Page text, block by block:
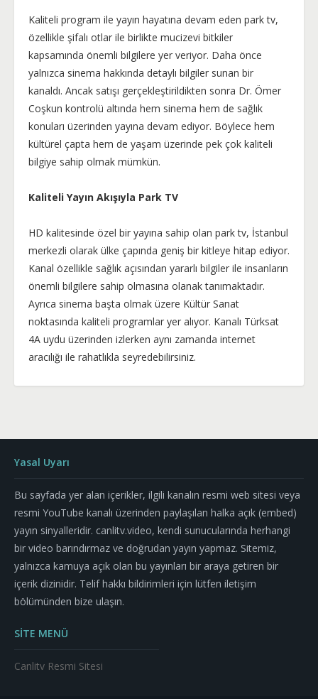
Kaliteli program ile yayın hayatına devam eden park tv,
özellikle şifalı otlar ile birlikte mucizevi bitkiler
kapsamında önemli bilgilere yer veriyor. Daha önce
yalnızca sinema hakkında detaylı bilgiler sunan bir
kanaldı. Ancak satışı gerçekleştirildikten sonra Dr. Ömer
Coşkun kontrolü altında hem sinema hem de sağlık
konuları üzerinden yayına devam ediyor. Böylece hem
kültürel çapta hem de yaşam üzerinde pek çok kaliteli
bilgiye sahip olmak mümkün.
Kaliteli Yayın Akışıyla Park TV
HD kalitesinde özel bir yayına sahip olan park tv, İstanbul
merkezli olarak ülke çapında geniş bir kitleye hitap ediyor.
Kanal özellikle sağlık açısından yararlı bilgiler ile insanların
önemli bilgilere sahip olmasına olanak tanımaktadır.
Ayrıca sinema başta olmak üzere Kültür Sanat
noktasında kaliteli programlar yer alıyor. Kanalı Türksat
4A uydu üzerinden izlerken aynı zamanda internet
aracılığı ile rahatlıkla seyredebilirsiniz.
Yasal Uyarı
Bu sayfada yer alan içerikler, ilgili kanalın resmi web sitesi veya
resmi YouTube kanalı üzerinden paylaşılan halka açık (embed)
yayın sinyalleridir. canlitv.video, kendi sunucularında herhangi
bir video barındırmaz ve doğrudan yayın yapmaz. Sitemiz,
yalnızca kamuya açık olan bu yayınları bir araya getiren bir
içerik dizinidir. Telif hakkı bildirimleri için lütfen iletişim
bölümünden bize ulaşın.
SİTE MENÜ
Canlitv Resmi Sitesi